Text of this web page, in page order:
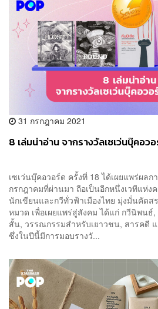
31 กรกฎาคม 2021
8 เล่มน่าอ่าน จากรางวัลเซเว่นบุ๊คอว
เซเว่นบุ๊คอวอร์ด ครั้งที่ 18 ได้เผยแพร่ผล
กรกฎาคมที่ผ่านมา ถือเป็นอีกหนึ่งเวทีแห่ง
นักเขียนและกวีทั่วฟ้าเมืองไทย มุ่งมั่นคัด
หมวด เพื่อเผยแพร่สู่สังคม ได้แก่ กวีนิพนธ์
สั้น, วรรณกรรมสำหรับเยาวชน, สารคดี
ซึ่งในปีนี้มีการมอบรางวั...